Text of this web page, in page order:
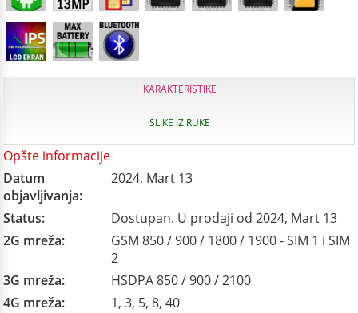
KARAKTERISTIKE
SLIKE IZ RUKE
Opšte informacije
Datum
objavljivanja:
2024, Mart 13
Status:
Dostupan. U prodaji od 2024, Mart 13
2G mreža:
GSM 850 / 900 / 1800 / 1900 - SIM 1 i SIM
2
3G mreža:
HSDPA 850 / 900 / 2100
4G mreža:
1, 3, 5, 8, 40